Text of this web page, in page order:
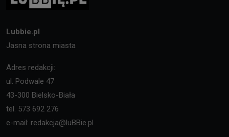
Lubbie.pl
Jasna strona miasta
Adres redakcji:
ul. Podwale 47
43-300 Bielsko-Biała
tel. 573 692 276
e-mail: redakcja@luBBie.pl